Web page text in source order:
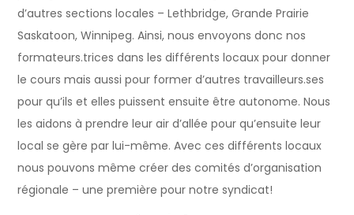
d’autres sections locales – Lethbridge, Grande Prairie
Saskatoon, Winnipeg. Ainsi, nous envoyons donc nos
formateurs.trices dans les différents locaux pour donner
le cours mais aussi pour former d’autres travailleurs.ses
pour qu’ils et elles puissent ensuite être autonome. Nous
les aidons à prendre leur air d’allée pour qu’ensuite leur
local se gère par lui-même. Avec ces différents locaux
nous pouvons même créer des comités d’organisation
régionale – une première pour notre syndicat!